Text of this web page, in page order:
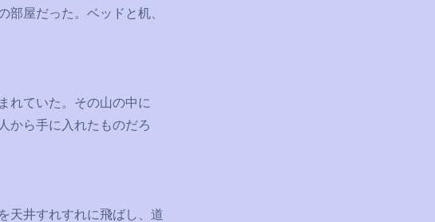
部屋だった。ベッドと机、
れていた。その山の中に
から手に入れたものだろ
天井すれすれに飛ばし、道